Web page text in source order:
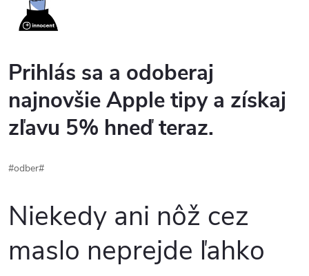
Prihlás sa a odoberaj
najnovšie Apple tipy a získaj
zľavu 5% hneď teraz.
#odber#
Niekedy ani nôž cez
maslo neprejde ľahko